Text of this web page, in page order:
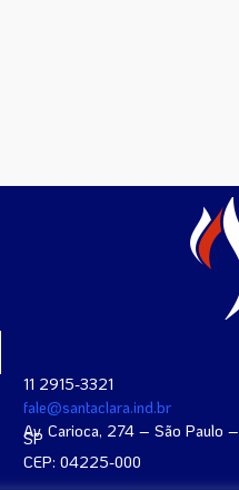
11 2915-3321
fale@santaclara.ind.br
Av. Carioca, 274 – São Paulo –
SP
CEP: 04225-000